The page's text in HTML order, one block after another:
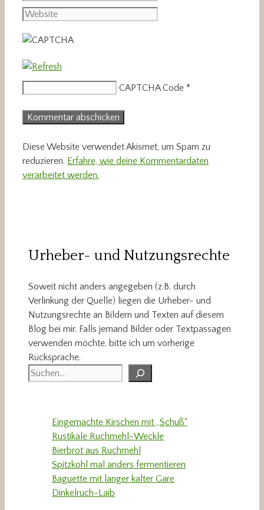
Mail-
Adresse
Website
CAPTCHA Code *
Diese Website verwendet Akismet, um Spam zu
reduzieren. Erfahre, wie deine Kommentardaten
verarbeitet werden.
Urheber- und Nutzungsrechte
Soweit nicht anders angegeben (z.B. durch
Verlinkung der Quelle) liegen die Urheber- und
Nutzungsrechte an Bildern und Texten auf diesem
Blog bei mir. Falls jemand Bilder oder Textpassagen
verwenden möchte, bitte ich um vorherige
Rücksprache.
Suchen
Eingemachte Kirschen mit „Schuß“
Rustikale Ruchmehl-Weckle
Bierbrot aus Ruchmehl
Spitzkohl mal anders fermentieren
Baguette mit langer kalter Gare
Dinkelruch-Laib